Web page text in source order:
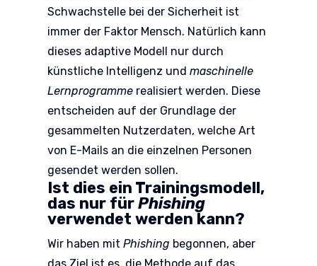
Schwachstelle bei der Sicherheit ist
immer der Faktor Mensch. Natürlich kann
dieses adaptive Modell nur durch
künstliche Intelligenz und maschinelle
Lernprogrammerealisiert werden. Diese
entscheiden auf der Grundlage der
gesammelten Nutzerdaten, welche Art
von E-Mails an die einzelnen Personen
gesendet werden sollen.
Ist dies ein Trainingsmodell,
das nur fürPhishing
verwendet werden kann?
Wir haben mit Phishing begonnen, aber